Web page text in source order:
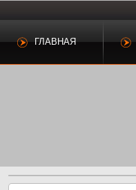
ГЛАВНАЯ